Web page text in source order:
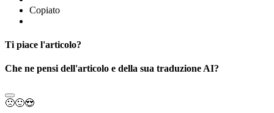
Copiato
Ti piace l'articolo?
Che ne pensi dell'articolo e della sua traduzione AI?
🙁🙂😍